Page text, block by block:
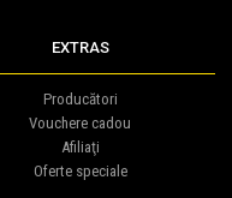
EXTRAS
Producători
Vouchere cadou
Afiliaţi
Oferte speciale